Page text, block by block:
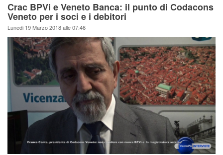
Crac BPVi e Veneto Banca: il punto di Codacons
Veneto per i soci e i debitori
Lunedi 19 Marzo 2018 alle 07:46